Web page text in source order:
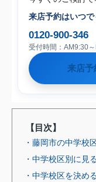
来店予約はいつで
0120-900-346
受付時間：AM9:30
来店予
【目次】
・藤岡市の中学校
・中学校区別に見
・中学校区を決め